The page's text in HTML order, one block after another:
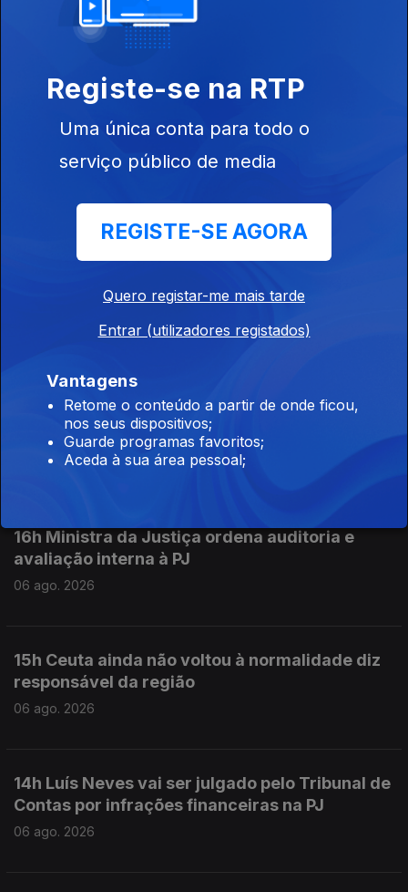
Volta
instituições", diz PR
16h Ministra da Justiça ordena auditoria e
avaliação interna à PJ
06 ago. 2026
16h Ministra da Justiça ordena auditoria e
avaliação interna à PJ
06 ago. 2026
15h Ceuta ainda não voltou à normalidade diz
responsável da região
06 ago. 2026
14h Luís Neves vai ser julgado pelo Tribunal de
Contas por infrações financeiras na PJ
06 ago. 2026
Registe-se na RTP
Uma única conta para todo o
serviço público de media
REGISTE-SE AGORA
Quero registar-me mais tarde
Entrar (utilizadores registados)
Vantagens
Retome o conteúdo a partir de onde ficou,
nos seus dispositivos;
Guarde programas favoritos;
Aceda à sua área pessoal;